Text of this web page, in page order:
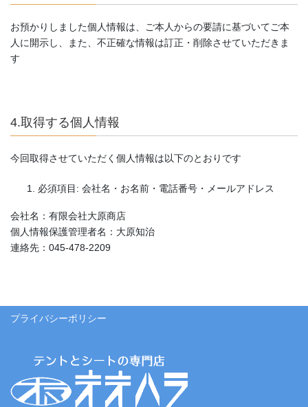
お預かりしました個人情報は、ご本人からの要請に基づいてご本
人に開示し、また、不正確な情報は訂正・削除させていただきま
す
4.取得する個人情報
今回取得させていただく個人情報は以下のとおりです
必須項目: 会社名・お名前・電話番号・メールアドレス
会社名：有限会社大原商店
個人情報保護管理者名：大原知治
連絡先：045-478-2209
プライバシーポリシー